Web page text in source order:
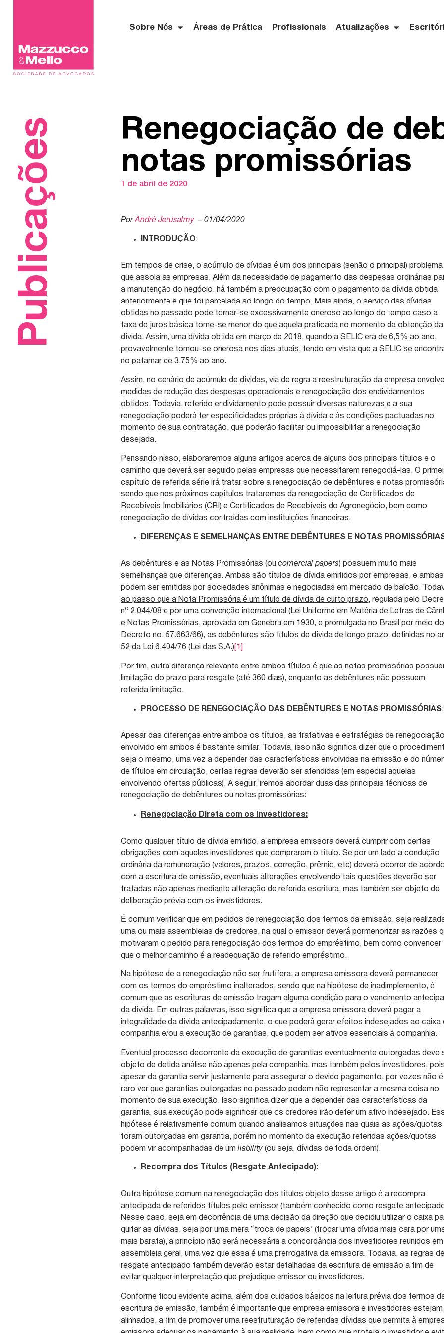
Sobre Nós Áreas de Prática Profissionais Atualizações
Publicações
Renegociação de
notas promissórias
1 de abril de 2020
PorAndré Jerusalmy – 01/04/2020
INTRODUÇÃO:
Em tempos de crise, o acúmulo de dívidas é um dos principais (senão o principal) problema
que assola as empresas. Além da necessidade de pagamento das despesas ordinárias
a manutenção do negócio, há também a preocupação com o pagamento da dívida obtida
anteriormente e que foi parcelada ao longo do tempo. Mais ainda, o serviço das dívidas
obtidas no passado pode tornar-se excessivamente oneroso ao longo do tempo caso a
taxa de juros básica torne-se menor do que aquela praticada no momento da obtenção da
dívida. Assim, uma dívida obtida em março de 2018, quando a SELIC era de 6,5% ao ano,
provavelmente tornou-se onerosa nos dias atuais, tendo em vista que a SELIC se
no patamar de 3,75% ao ano.
Assim, no cenário de acúmulo de dívidas, via de regra a reestruturação da empresa
medidas de redução das despesas operacionais e renegociação dos endividamentos
obtidos. Todavia, referido endividamento pode possuir diversas naturezas e a sua
renegociação poderá ter especificidades próprias à dívida e às condições pactuadas no
momento de sua contratação, que poderão facilitar ou impossibilitar a renegociação
desejada.
Pensando nisso, elaboraremos alguns artigos acerca de alguns dos principais títulos e o
caminho que deverá ser seguido pelas empresas que necessitarem renegociá-las. O
capítulo de referida série irá tratar sobre a renegociação de debêntures e notas
sendo que nos próximos capítulos trataremos da renegociação de Certificados de
Recebíveis Imobiliários (CRI) e Certificados de Recebíveis do Agronegócio, bem como
renegociação de dívidas contraídas com instituições financeiras.
DIFERENÇAS E SEMELHANÇAS ENTRE DEBÊNTURES E NOTAS
As debêntures e as Notas Promissórias (oucomercial papers) possuem muito mais
semelhanças que diferenças. Ambas são títulos de dívida emitidos por empresas, e ambas
podem ser emitidas por sociedades anônimas e negociadas em mercado de balcão.
ao passo que a Nota Promissória é um título de dívida de curto prazo, regulada pelo
no 2.044/08 e por uma convenção internacional (Lei Uniforme em Matéria de Letras de
e Notas Promissórias, aprovada em Genebra em 1930, e promulgada no Brasil por meio do
Decreto no. 57.663/66),as debêntures são títulos de dívida de longo prazo, definidas no
52 da Lei 6.404/76 (Lei das S.A.) [1]
Por fim, outra diferença relevante entre ambos títulos é que as notas promissórias
limitação do prazo para resgate (até 360 dias), enquanto as debêntures não possuem
referida limitação.
PROCESSO DE RENEGOCIAÇÃO DAS DEBÊNTURES E NOTAS PROMISSÓRIAS:
Apesar das diferenças entre ambos os títulos, as tratativas e estratégias de renegociação
envolvido em ambos é bastante similar. Todavia, isso não significa dizer que o
seja o mesmo, uma vez a depender das características envolvidas na emissão e do
de títulos em circulação, certas regras deverão ser atendidas (em especial aquelas
envolvendo ofertas públicas). A seguir, iremos abordar duas das principais técnicas de
renegociação de debêntures ou notas promissórias:
Renegociação Direta com os Investidores:
Como qualquer título de dívida emitido, a empresa emissora deverá cumprir com certas
obrigações com aqueles investidores que comprarem o título. Se por um lado a condução
ordinária da remuneração (valores, prazos, correção, prêmio, etc) deverá ocorrer de acordo
com a escritura de emissão, eventuais alterações envolvendo tais questões deverão ser
tratadas não apenas mediante alteração de referida escritura, mas também ser objeto de
deliberação prévia com os investidores.
É comum verificar que em pedidos de renegociação dos termos da emissão, seja
uma ou mais assembleias de credores, na qual o emissor deverá pormenorizar as razões
motivaram o pedido para renegociação dos termos do empréstimo, bem como convencer
que o melhor caminho é a readequação de referido empréstimo.
Na hipótese de a renegociação não ser frutífera, a empresa emissora deverá permanecer
com os termos do empréstimo inalterados, sendo que na hipótese de inadimplemento, é
comum que as escrituras de emissão tragam alguma condição para o vencimento
da dívida. Em outras palavras, isso significa que a empresa emissora deverá pagar a
integralidade da dívida antecipadamente, o que poderá gerar efeitos indesejados ao caixa
companhia e/ou a execução de garantias, que podem ser ativos essenciais à companhia.
Eventual processo decorrente da execução de garantias eventualmente outorgadas deve
objeto de detida análise não apenas pela companhia, mas também pelos investidores, pois
apesar da garantia servir justamente para assegurar o devido pagamento, por vezes não é
raro ver que garantias outorgadas no passado podem não representar a mesma coisa no
momento de sua execução. Isso significa dizer que a depender das características da
garantia, sua execução pode significar que os credores irão deter um ativo indesejado.
hipótese é relativamente comum quando analisamos situações nas quais as ações/quotas
foram outorgadas em garantia, porém no momento da execução referidas ações/quotas
podem vir acompanhadas de umliability (ou seja, dívidas de toda ordem).
Recompra dos Títulos (Resgate Antecipado):
Outra hipótese comum na renegociação dos títulos objeto desse artigo é a recompra
antecipada de referidos títulos pelo emissor (também conhecido como resgate
Nesse caso, seja em decorrência de uma decisão da direção que decidiu utilizar o caixa
quitar as dívidas, seja por uma mera “troca de papeis’ (trocar uma dívida mais cara por
mais barata), a princípio não será necessária a concordância dos investidores reunidos em
assembleia geral, uma vez que essa é uma prerrogativa da emissora. Todavia, as regras de
resgate antecipado também deverão estar detalhadas da escritura de emissão a fim de
evitar qualquer interpretação que prejudique emissor ou investidores.
Conforme ficou evidente acima, além dos cuidados básicos na leitura prévia dos termos
escritura de emissão, também é importante que empresa emissora e investidores estejam
alinhados, a fim de promover uma reestruturação de referidas dívidas que permita à